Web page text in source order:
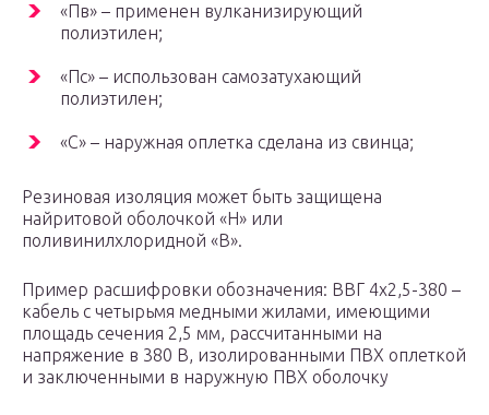
«Пв» – применен вулканизирующий
полиэтилен;
«Пс» – использован самозатухающий
полиэтилен;
«С» – наружная оплетка сделана из свинца;
Резиновая изоляция может быть защищена
найритовой оболочкой «Н» или
поливинилхлоридной «В».
Пример расшифровки обозначения: ВВГ 4х2,5-380 –
кабель с четырьмя медными жилами, имеющими
площадь сечения 2,5 мм, рассчитанными на
напряжение в 380 В, изолированными ПВХ оплеткой
и заключенными в наружную ПВХ оболочку